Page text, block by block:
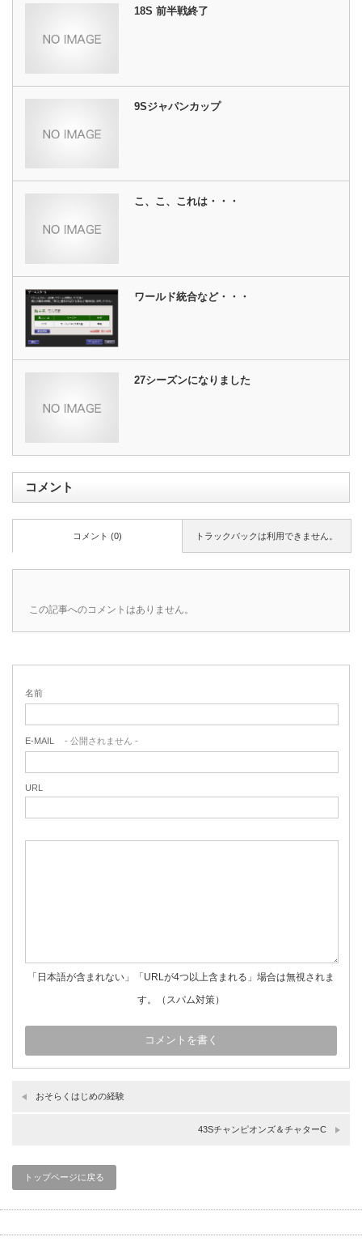
18S 前半戦終了
9Sジャパンカップ
こ、こ、これは・・・
ワールド統合など・・・
27シーズンになりました
コメント
トラックバックは利用できません。
コメント (0)
この記事へのコメントはありません。
名前
E-MAIL - 公開されません -
URL
「日本語が含まれない」「URLが4つ以上含まれる」場合は無視されま
す。（スパム対策）
おそらくはじめの経験
43Sチャンピオンズ＆チャターC
トップページに戻る